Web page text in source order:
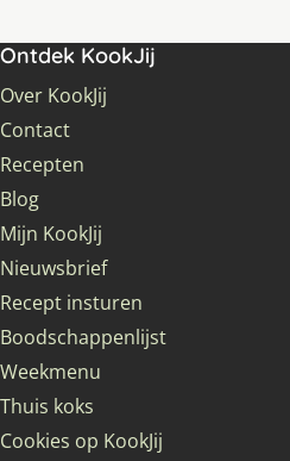
Ontdek KookJij
Over KookJij
Contact
Recepten
Blog
Mijn KookJij
Nieuwsbrief
Recept insturen
Boodschappenlijst
Weekmenu
Thuis koks
Cookies op KookJij